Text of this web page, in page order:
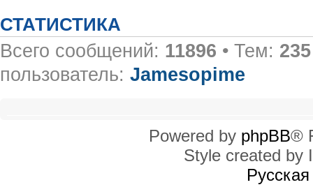
СТАТИСТИКА
Всего сообщений: 11896 • Тем: 235
пользователь: Jamesopime
Powered by phpBB®
Style created by